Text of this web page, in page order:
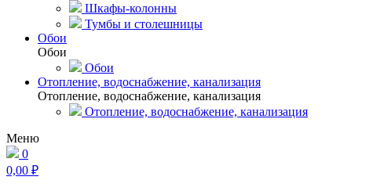
Шкафы-колонны
Тумбы и столешницы
Обои
Обои
Обои
Отопление, водоснабжение, канализация
Отопление, водоснабжение, канализация
Отопление, водоснабжение, канализация
Меню
0
0,00 ₽